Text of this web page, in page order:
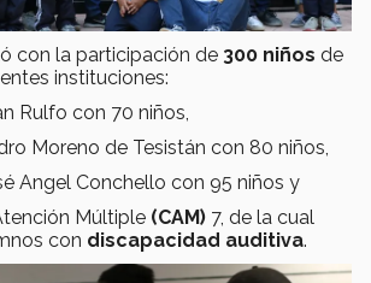
con la participación de 300 niños de
instituciones:
con 70 niños,
Moreno de Tesistán con 80 niños,
Conchello con 95 niños y
Múltiple (CAM) 7, de la cual
con discapacidad auditiva.